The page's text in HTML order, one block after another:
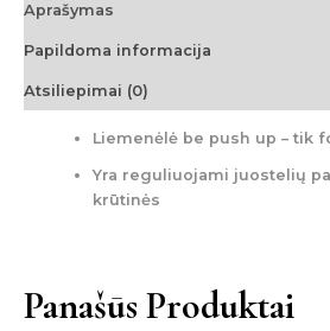
Aprašymas
Papildoma informacija
Atsiliepimai (0)
Liemenėlė be push up – tik
Yra reguliuojami juostelių
krūtinės
Panašūs Produktai